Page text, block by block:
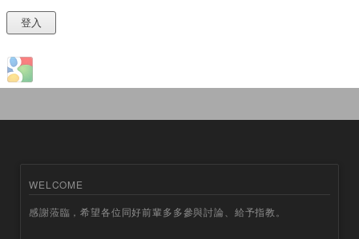
Login with Google
WELCOME
感謝蒞臨，希望各位同好前輩多多參與討論、給予指教。